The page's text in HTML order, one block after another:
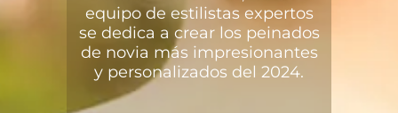
equipo de estilistas expertos
se dedica a crear los peinados
de novia más impresionantes
y personalizados del 2024.